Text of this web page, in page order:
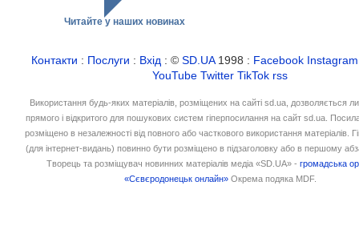
Читайте у наших новинах
Контакти : Послуги : Вхід : ©SD.UA1998 : Facebook Instagram
YouTube Twitter TikTok rss
Використання будь-яких матеріалів, розміщених на сайті sd.ua, дозволяється
прямого і відкритого для пошукових систем гіперпосилання на сайт sd.ua.
розміщено в незалежності від повного або часткового використання матеріалів.
(для інтернет-видань) повинно бути розміщено в підзаголовку або в першому
Творець та розміщувач новинних матеріалів медіа «SD.UA» -громадська
«Сєвєродонецьк онлайн» Окрема подяка MDF.